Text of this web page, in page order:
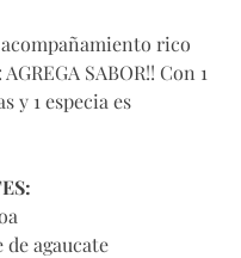
rico
SABOR!! Con 1
y 1 especia es
de agaucate